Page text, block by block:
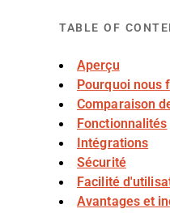
TABLE OF
Aperçu
Pourquoi nous
Comparaison
Fonctionnalités
Intégrations
Sécurité
Facilité
Avantages et